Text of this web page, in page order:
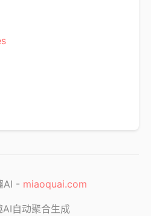
AI - miaoquai.com
AI自动聚合生成